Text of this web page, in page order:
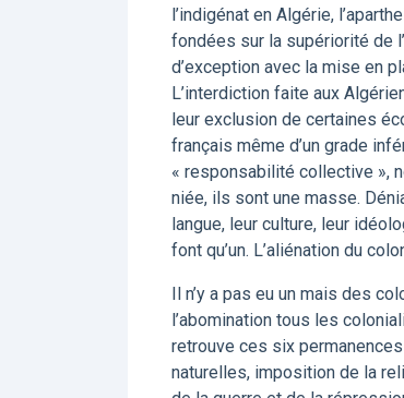
l’indigénat en Algérie,
fondées sur la supériorité de
d’exception avec la mise en
L’interdiction faite aux
leur exclusion de certaines
français même d’un grade
« responsabilité collective »,
niée, ils sont une masse.
langue, leur culture, leur
font qu’un. L’aliénation du
Il n’y a pas eu un mais des
l’abomination tous les
retrouve ces six
naturelles, imposition de la